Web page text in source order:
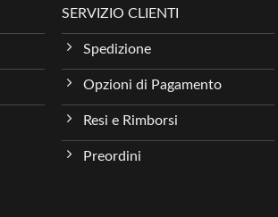
SERVIZIO CLIENTI
Spedizione
Opzioni di Pagamento
Resi e Rimborsi
Preordini